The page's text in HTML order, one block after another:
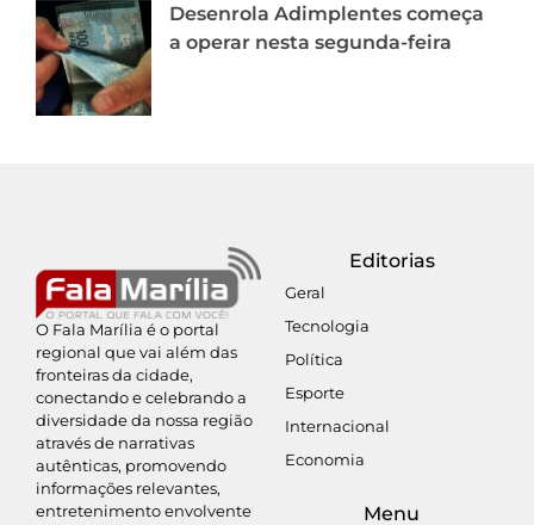
Desenrola Adimplentes começa
a operar nesta segunda-feira
O Fala Marília é o portal
regional que vai além das
fronteiras da cidade,
conectando e celebrando a
diversidade da nossa região
através de narrativas
autênticas, promovendo
informações relevantes,
entretenimento envolvente
Editorias
Geral
Tecnologia
Política
Esporte
Internacional
Economia
Menu